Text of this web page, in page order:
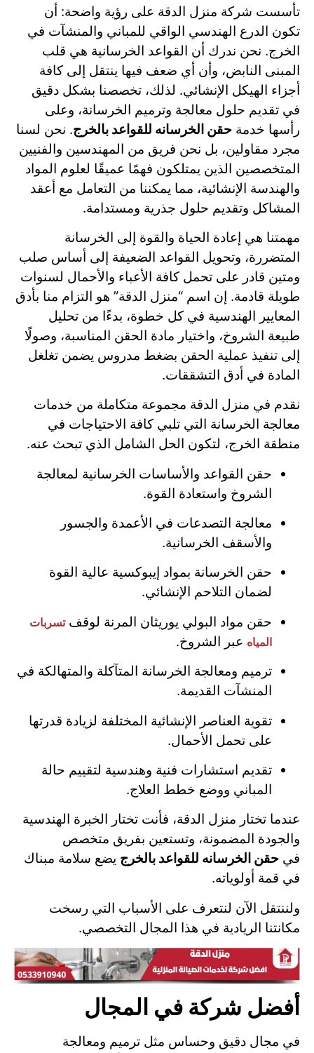
تأسست شركة منزل الدقة على رؤية واضحة: أن
تكون الدرع الهندسي الواقي للمباني والمنشآت في
الخرج. نحن ندرك أن القواعد الخرسانية هي قلب
المبنى النابض، وأن أي ضعف فيها ينتقل إلى كافة
أجزاء الهيكل الإنشائي. لذلك، تخصصنا بشكل دقيق
في تقديم حلول معالجة وترميم الخرسانة، وعلى
رأسها خدمة حقن الخرسانه للقواعد بالخرج. نحن لسنا
مجرد مقاولين، بل نحن فريق من المهندسين والفنيين
المتخصصين الذين يمتلكون فهمًا عميقًا لعلوم المواد
والهندسة الإنشائية، مما يمكننا من التعامل مع أعقد
المشاكل وتقديم حلول جذرية ومستدامة.
مهمتنا هي إعادة الحياة والقوة إلى الخرسانة
المتضررة، وتحويل القواعد الضعيفة إلى أساس صلب
ومتين قادر على تحمل كافة الأعباء والأحمال لسنوات
طويلة قادمة. إن اسم “منزل الدقة” هو التزام منا بأدق
المعايير الهندسية في كل خطوة، بدءًا من تحليل
طبيعة الشروخ، واختيار مادة الحقن المناسبة، وصولًا
إلى تنفيذ عملية الحقن بضغط مدروس يضمن تغلغل
المادة في أدق التشققات.
نقدم في منزل الدقة مجموعة متكاملة من خدمات
معالجة الخرسانة التي تلبي كافة الاحتياجات في
منطقة الخرج، لتكون الحل الشامل الذي تبحث عنه.
حقن القواعد والأساسات الخرسانية لمعالجة
الشروخ واستعادة القوة.
معالجة التصدعات في الأعمدة والجسور
والأسقف الخرسانية.
حقن الخرسانة بمواد إيبوكسية عالية القوة
لضمان التلاحم الإنشائي.
حقن مواد البولي يوريثان المرنة لوقفتسربات
المياه عبر الشروخ.
ترميم ومعالجة الخرسانة المتآكلة والمتهالكة في
المنشآت القديمة.
تقوية العناصر الإنشائية المختلفة لزيادة قدرتها
على تحمل الأحمال.
تقديم استشارات فنية وهندسية لتقييم حالة
المباني ووضع خطط العلاج.
عندما تختار منزل الدقة، فأنت تختار الخبرة الهندسية
والجودة المضمونة، وتستعين بفريق متخصص
في حقن الخرسانه للقواعد بالخرج يضع سلامة مبناك
في قمة أولوياته.
ولننتقل الآن لنتعرف على الأسباب التي رسخت
مكانتنا الريادية في هذا المجال التخصصي.
أفضل شركة في المجال
في مجال دقيق وحساس مثل ترميم ومعالجة